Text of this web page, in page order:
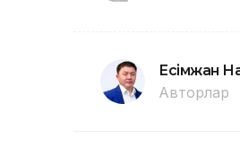
Есімжан
Авторлар